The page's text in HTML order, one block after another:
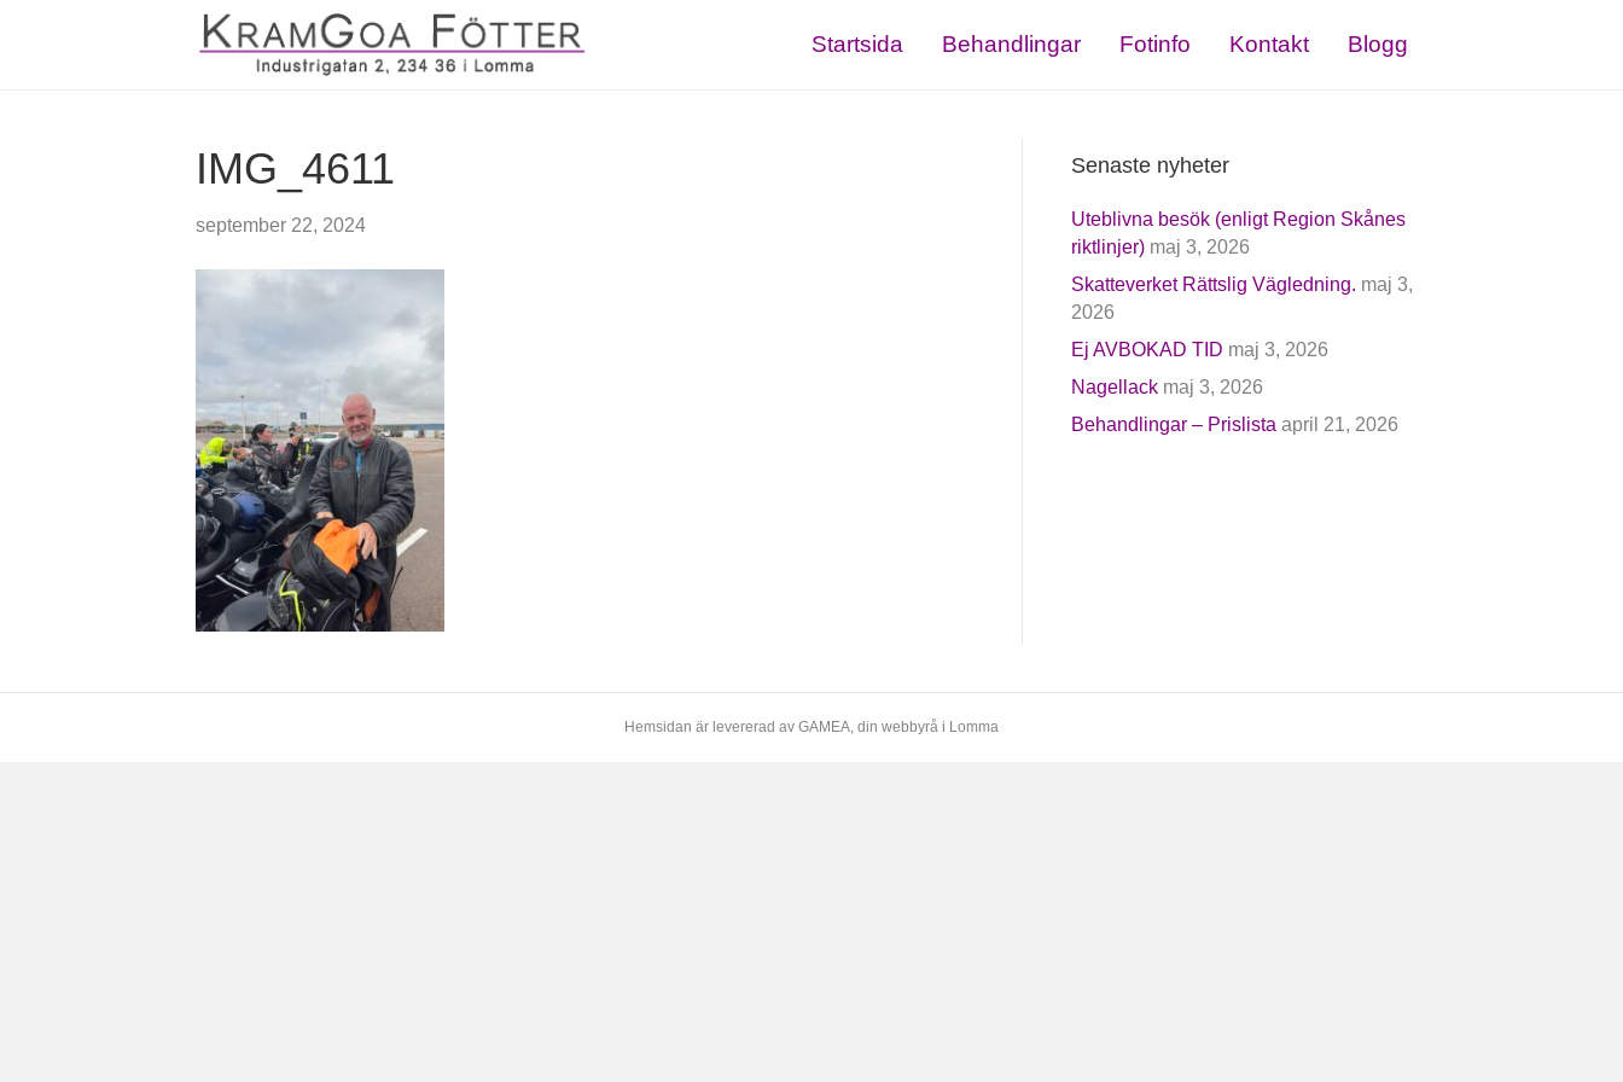
Startsida Behandlingar Fotinfo Kontakt Blogg
IMG_4611
september 22, 2024
Senaste nyheter
Uteblivna besök (enligt Region Skånes
riktlinjer) maj 3, 2026
Skatteverket Rättslig Vägledning. maj 3,
2026
Ej AVBOKAD TID maj 3, 2026
Nagellack maj 3, 2026
Behandlingar – Prislista april 21, 2026
Hemsidan är levererad av GAMEA, din webbyrå i Lomma